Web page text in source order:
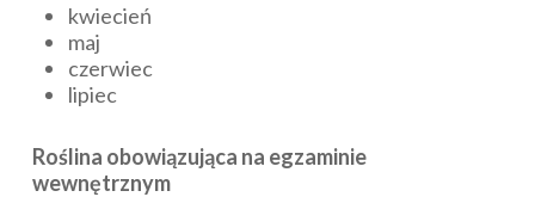
kwiecień
maj
czerwiec
lipiec
Roślina obowiązująca na egzaminie
wewnętrznym